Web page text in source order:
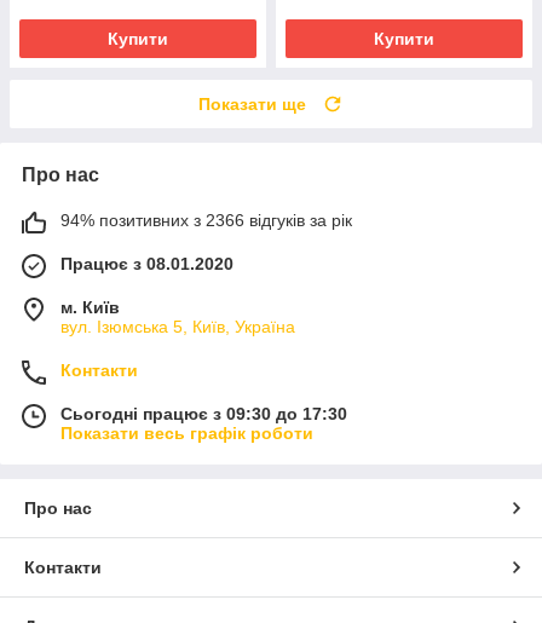
Купити Купити
Показати ще
Про нас
94% позитивних з 2366 відгуків за рік
Працює з 08.01.2020
м. Київ
вул. Ізюмська 5, Київ, Україна
Контакти
Сьогодні працює з 09:30 до 17:30
Показати весь графік роботи
Про нас
Контакти